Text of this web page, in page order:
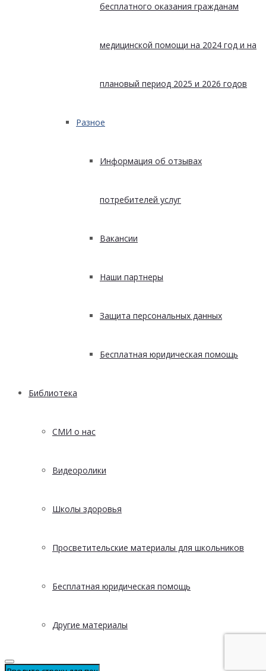
бесплатного оказания гражданам
медицинской помощи на 2024 год и на
плановый период 2025 и 2026 годов
Разное
Информация об отзывах
потребителей услуг
Вакансии
Наши партнеры
Защита персональных данных
Бесплатная юридическая помощь
Библиотека
СМИ о нас
Видеоролики
Школы здоровья
Просветительские материалы для школьников
Бесплатная юридическая помощь
Другие материалы